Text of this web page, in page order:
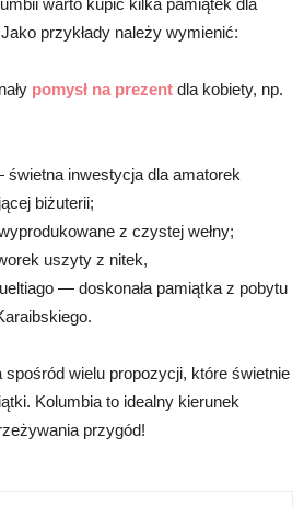
przykłady należy wymienić:
pomysł na prezent dla kobiety, np.
inwestycja dla amatorek
biżuterii;
z czystej wełny;
uszyty z nitek,
— doskonała pamiątka z pobytu
wielu propozycji, które świetnie
Kolumbia to idealny kierunek
przygód!